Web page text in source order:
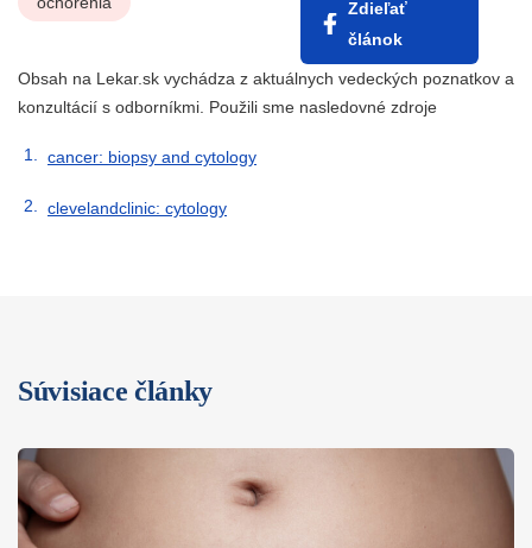
Zdieľať
článok
Obsah na Lekar.sk vychádza z aktuálnych vedeckých poznatkov a
konzultácií s odborníkmi. Použili sme nasledovné zdroje
cancer: biopsy and cytology
clevelandclinic: cytology
Súvisiace články